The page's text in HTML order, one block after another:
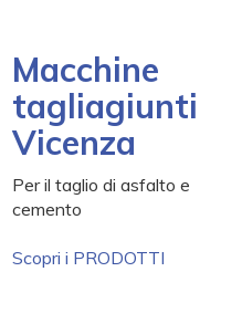
Macchine
tagliagiunti
Vicenza
Per il taglio di asfalto e
cemento
Scopri i PRODOTTI